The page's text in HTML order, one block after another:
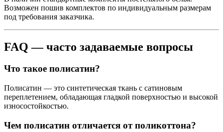
Возможен пошив комплектов по индивидуальным размерам
под требования заказчика.
FAQ — часто задаваемые вопросы
Что такое полисатин?
Полисатин — это синтетическая ткань с сатиновым
переплетением, обладающая гладкой поверхностью и высокой
износостойкостью.
Чем полисатин отличается от поликоттона?